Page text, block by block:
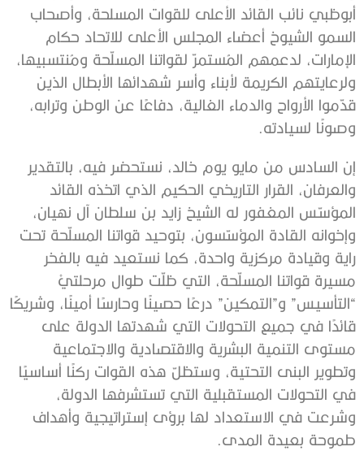
أبوظبي نائب القائد الأعلى للقوات المسلحة، وأصحاب
السمو الشيوخ أعضاء المجلس الأعلى للاتحاد حكام
الإمارات، لدعمهم المُستمرّ لقواتنا المسلّحة ومُنتسبيها،
ولرعايتهم الكريمة لأبناء وأسر شهدائها الأبطال الذين
قدّموا الأرواح والدماء الغالية، دفاعًا عن الوطن وترابه،
وصونًا لسيادته.
إن السادس من مايو يوم خالد، نستحضر فيه، بالتقدير
والعرفان، القرار التاريخي الحكيم الذي اتخذه القائد
المؤسّس المغفور له الشيخ زايد بن سلطان آل نهيان،
وإخوانه القادة المؤسّسون، بتوحيد قواتنا المسلّحة تحت
راية وقيادة مركزية واحدة، كما نستعيد فيه بالفخر
مسيرة قواتنا المسلّحة، التي ظلّت طوال مرحلتيْ
“التأسيس” و”التمكين” درعًا حصينًا وحارسًا أمينًا، وشريكًا
قائدًا في جميع التحولات التي شهدتها الدولة على
مستوى التنمية البشرية والاقتصادية والاجتماعية
وتطوير البنى التحتية، وستظلّ هذه القوات ركنًا أساسيًا
في التحولات المستقبلية التي تستشرفها الدولة،
وشرعت في الاستعداد لها برؤى إستراتيجية وأهداف
طموحة بعيدة المدى.